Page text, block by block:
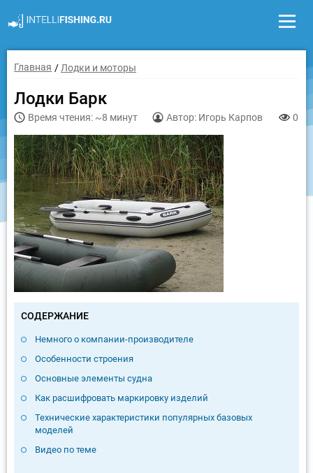
Главная Лодки и моторы
Лодки Барк
Время чтения: ~8 минут Автор: Игорь Карпов 0
СОДЕРЖАНИЕ
Немного о компании-производителе
Особенности строения
Основные элементы судна
Как расшифровать маркировку изделий
Технические характеристики популярных базовых
моделей
Видео по теме